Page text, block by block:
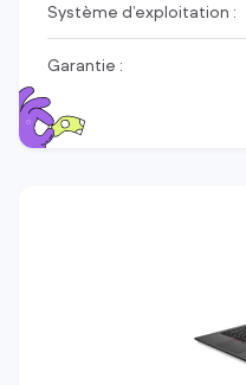
Système d’exploitation :
Garantie :